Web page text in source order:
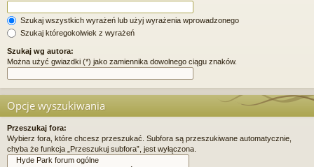
Szukaj wszystkich wyrażeń lub użyj wyrażenia wprowadzonego
Szukaj któregokolwiek z wyrażeń
Szukaj wg autora:
Można użyć gwiazdki (*) jako zamiennika dowolnego ciągu znaków.
Opcje wyszukiwania
Przeszukaj fora:
Wybierz fora, które chcesz przeszukać. Subfora są przeszukiwane automatycznie,
chyba że funkcja „Przeszukuj subfora”, jest wyłączona.